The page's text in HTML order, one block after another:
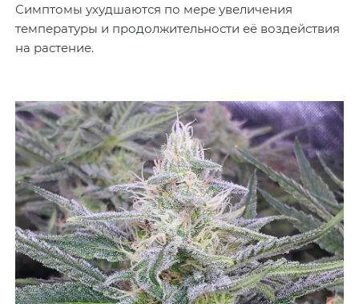
Симптомы ухудшаются по мере увеличения
температуры и продолжительности её воздействия
на растение.